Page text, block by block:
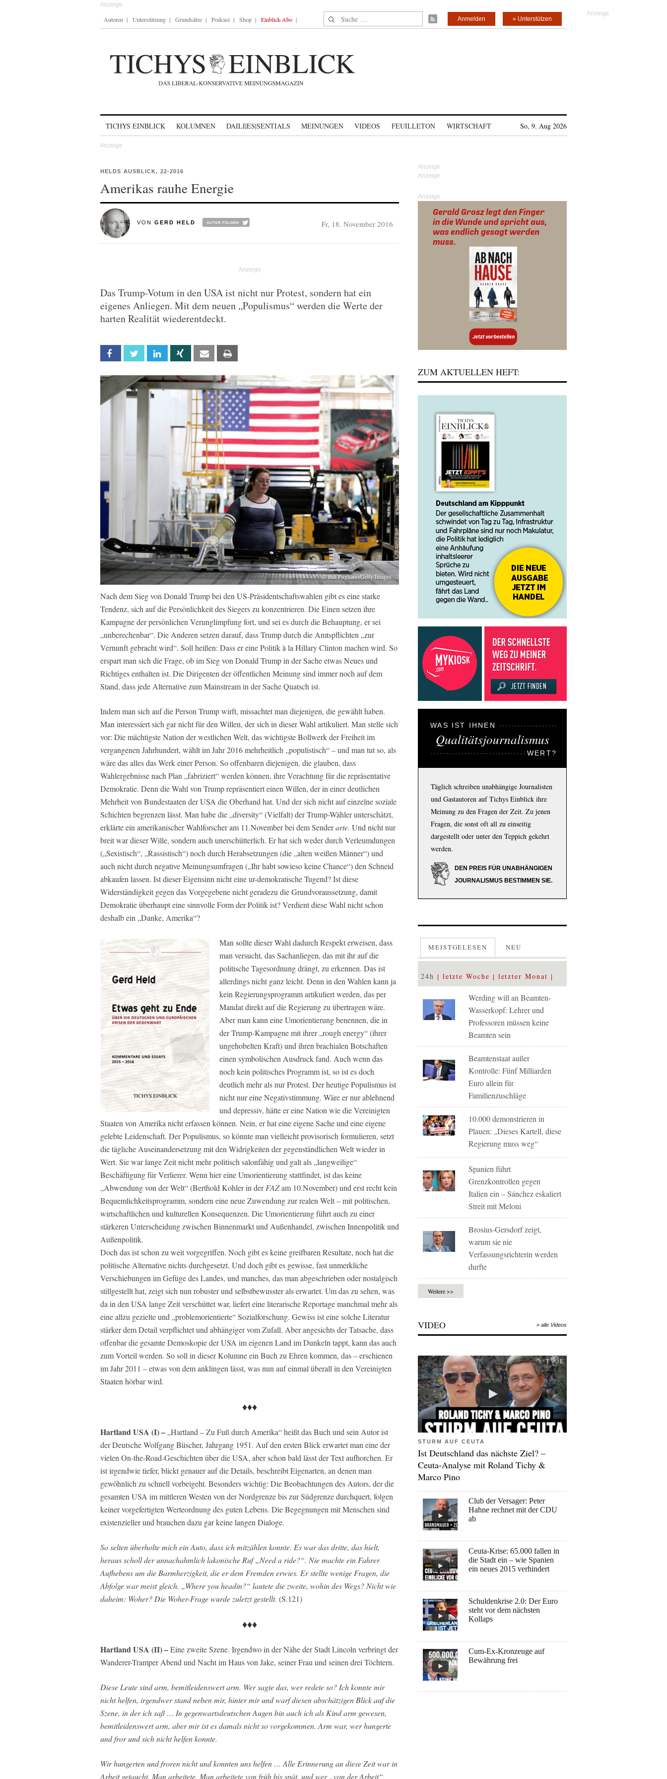
Autoren Unterstützung Grundsätze Podcast Shop Einblick-Abo Suche nach: » Unterstützen
Anmelden
TICHYS EINBLICK KOLUMNEN DAILI|ES|SENTIALS MEINUNGEN VIDEOS FEUILLETON WIRTSCHAFT So, 9. Aug 2026
HELDS AUSBLICK, 22-2016
Amerikas rauhe Energie
VON GERD HELD Fr, 18. November 2016
Das Trump-Votum in den USA ist nicht nur Protest, sondern hat ein
eigenes Anliegen. Mit dem neuen „Populismus“ werden die Werte der
harten Realität wiederentdeckt.
Facebook Twitter Linkedin Xing Email
© Bill Pugliano/Getty Images
Nach dem Sieg von Donald Trump bei den US-Präsidentschaftswahlen gibt es eine starke
Tendenz, sich auf die Persönlichkeit des Siegers zu konzentrieren. Die Einen setzen ihre
Kampagne der persönlichen Verunglimpfung fort, und sei es durch die Behauptung, er sei
„unberechenbar“. Die Anderen setzen darauf, dass Trump durch die Amtspflichten „zur
Vernunft gebracht wird“. Soll heißen: Dass er eine Politik à la Hillary Clinton machen wird. So
erspart man sich die Frage, ob im Sieg von Donald Trump in der Sache etwas Neues und
Richtiges enthalten ist. Die Dirigenten der öffentlichen Meinung sind immer noch auf dem
Stand, dass jede Alternative zum Mainstream in der Sache Quatsch ist.
Indem man sich auf die Person Trump wirft, missachtet man diejenigen, die gewählt haben.
Man interessiert sich gar nicht für den Willen, der sich in dieser Wahl artikuliert. Man stelle sich
vor: Die mächtigste Nation der westlichen Welt, das wichtigste Bollwerk der Freiheit im
vergangenen Jahrhundert, wählt im Jahr 2016 mehrheitlich „populistisch“ – und man tut so, als
wäre das alles das Werk einer Person. So offenbaren diejenigen, die glauben, dass
Wahlergebnisse nach Plan „fabriziert“ werden können, ihre Verachtung für die repräsentative
Demokratie. Denn die Wahl von Trump repräsentiert einen Willen, der in einer deutlichen
Mehrheit von Bundestaaten der USA die Oberhand hat. Und der sich nicht auf einzelne soziale
Schichten begrenzen lässt. Man habe die „diversity“ (Vielfalt) der Trump-Wähler unterschätzt,
erklärte ein amerikanischer Wahlforscher am 11.November bei dem Senderarte. Und nicht nur
breit war dieser Wille, sondern auch unerschütterlich. Er hat sich weder durch Verleumdungen
(„Sexistisch“, „Rassistisch“) noch durch Herabsetzungen (die „alten weißen Männer“) und
auch nicht durch negative Meinungsumfragen („Ihr habt sowieso keine Chance“) den Schneid
abkaufen lassen. Ist dieser Eigensinn nicht eine ur-demokratische Tugend? Ist diese
Widerständigkeit gegen das Vorgegebene nicht geradezu die Grundvoraussetzung, damit
Demokratie überhaupt eine sinnvolle Form der Politik ist? Verdient diese Wahl nicht schon
deshalb ein „Danke, Amerika“?
Man sollte dieser Wahl dadurch Respekt erweisen, dass
man versucht, das Sachanliegen, das mit ihr auf die
politische Tagesordnung drängt, zu erkennen. Das ist
allerdings nicht ganz leicht. Denn in den Wahlen kann ja
kein Regierungsprogramm artikuliert werden, das per
Mandat direkt auf die Regierung zu übertragen wäre.
Aber man kann eine Umorientierung benennen, die in
der Trump-Kampagne mit ihrer „rough energy“ (ihrer
ungehobelten Kraft) und ihren brachialen Botschaften
einen symbolischen Ausdruck fand. Auch wenn das
noch kein politisches Programm ist, so ist es doch
deutlich mehr als nur Protest. Der heutige Populismus ist
nicht nur eine Negativstimmung. Wäre er nur ablehnend
und depressiv, hätte er eine Nation wie die Vereinigten
Staaten von Amerika nicht erfassen können. Nein, er hat eine eigene Sache und eine eigene
gelebte Leidenschaft. Der Populismus, so könnte man vielleicht provisorisch formulieren, setzt
die tägliche Auseinandersetzung mit den Widrigkeiten der gegenständlichen Welt wieder in
Wert. Sie war lange Zeit nicht mehr politisch salonfähig und galt als „langweilige“
Beschäftigung für Verlierer. Wenn hier eine Umorientierung stattfindet, ist das keine
„Abwendung von der Welt“ (Berthold Kohler in derFAZam 10.November) und erst recht kein
Bequemlichkeitsprogramm, sondern eine neue Zuwendung zur realen Welt – mit politischen,
wirtschaftlichen und kulturellen Konsequenzen. Die Umorientierung führt auch zu einer
stärkeren Unterscheidung zwischen Binnenmarkt und Außenhandel, zwischen Innenpolitik und
Außenpolitik.
Doch das ist schon zu weit vorgegriffen. Noch gibt es keine greifbaren Resultate, noch hat die
politische Alternative nichts durchgesetzt. Und doch gibt es gewisse, fast unmerkliche
Verschiebungen im Gefüge des Landes, und manches, das man abgeschrieben oder nostalgisch
stillgestellt hat, zeigt sich nun robuster und selbstbewusster als erwartet. Um das zu sehen, was
da in den USA lange Zeit verschüttet war, liefert eine literarische Reportage manchmal mehr als
eine allzu gezielte und „problemorientierte“ Sozialforschung. Gewiss ist eine solche Literatur
stärker dem Detail verpflichtet und abhängiger vom Zufall. Aber angesichts der Tatsache, dass
offenbar die gesamte Demoskopie der USA im eigenen Land im Dunkeln tappt, kann das auch
zum Vorteil werden. So soll in dieser Kolumne ein Buch zu Ehren kommen, das – erschienen
im Jahr 2011 – etwas von dem anklingen lässt, was nun auf einmal überall in den Vereinigten
Staaten hörbar wird.
♦♦♦
Hartland USA (I) – „Hartland – Zu Fuß durch Amerika“ heißt das Buch und sein Autor ist
der Deutsche Wolfgang Büscher, Jahrgang 1951. Auf den ersten Blick erwartet man eine der
vielen On-the-Road-Geschichten über die USA, aber schon bald lässt der Text aufhorchen. Er
ist irgendwie tiefer, blickt genauer auf die Details, beschreibt Eigenarten, an denen man
gewöhnlich zu schnell vorbeigeht. Besonders wichtig: Die Beobachtungen des Autors, der die
gesamten USA im mittleren Westen von der Nordgrenze bis zur Südgrenze durchquert, folgen
keiner vorgefertigten Werteordnung des guten Lebens. Die Begegnungen mit Menschen sind
existenzieller und brauchen dazu gar keine langen Dialoge.
So selten überholte mich ein Auto, dass ich mitzählen konnte. Es war das dritte, das hielt,
heraus scholl der unnachahmlich lakonische Ruf „Need a ride?“. Nie machte ein Fahrer
Aufhebens um die Barmherzigkeit, die er dem Fremden erwies. Er stellte wenige Fragen, die
Abfolge war meist gleich. „Where you headin?“ lautete die zweite, wohin des Wegs? Nicht wie
daheim: Woher? Die Woher-Frage wurde zuletzt gestellt. (S.121)
♦♦♦
Hartland USA (II) –Eine zweite Szene. Irgendwo in der Nähe der Stadt Lincoln verbringt der
Wanderer-Tramper Abend und Nacht im Haus von Jake, seiner Frau und seinen drei Töchtern.
Diese Leute sind arm, bemitleidenswert arm. Wer sagte das, wer redete so? Ich konnte mir
nicht helfen, irgendwer stand neben mir, hinter mir und warf diesen abschätzigen Blick auf die
Szene, in der ich saß … In gegenwartsdeutschen Augen bin auch ich als Kind arm gewesen,
bemitleidenswert arm, aber mir ist es damals nicht so vorgekommen. Arm war, wer hungerte
und fror und sich nicht helfen konnte.
Wir hungerten und froren nicht und konnten uns helfen … Alle Erinnerung an diese Zeit war in
Arbeit getaucht. Man arbeitete. Man arbeitete von früh bis spät, und wer „von der Arbeit“
Anzeige
ZUM AKTUELLEN HEFT:
WAS IST IHNEN
Qualitätsjournalismus
WERT?
Täglich schreiben unabhängige Journalisten
und Gastautoren auf Tichys Einblick ihre
Meinung zu den Fragen der Zeit. Zu jenen
Fragen, die sonst oft all zu einseitig
dargestellt oder unter den Teppich gekehrt
werden.
DEN PREIS FÜR UNABHÄNGIGEN
JOURNALISMUS BESTIMMEN SIE.
MEISTGELESEN NEU
24h letzte Woche letzter Monat
Werding will an Beamten-
Wasserkopf: Lehrer und
Professoren müssen keine
Beamten sein
Beamtenstaat außer
Kontrolle: Fünf Milliarden
Euro allein für
Familienzuschläge
10.000 demonstrieren in
Plauen: „Dieses Kartell, diese
Regierung muss weg“
Spanien führt
Grenzkontrollen gegen
Italien ein – Sánchez eskaliert
Streit mit Meloni
Brosius-Gersdorf zeigt,
warum sie nie
Verfassungsrichterin werden
durfte
Weitere >>
VIDEO » alle Videos
STURM AUF CEUTA
Ist Deutschland das nächste Ziel? –
Ceuta-Analyse mit Roland Tichy &
Marco Pino
Club der Versager: Peter
Hahne rechnet mit der CDU
ab
Ceuta-Krise: 65.000 fallen in
die Stadt ein – wie Spanien
ein neues 2015 verhindert
Schuldenkrise 2.0: Der Euro
steht vor dem nächsten
Kollaps
Cum-Ex-Kronzeuge auf
Bewährung frei